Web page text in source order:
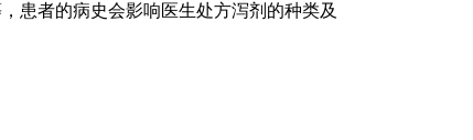
患者的病史会影响医生处方泻剂的种类及